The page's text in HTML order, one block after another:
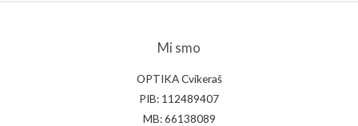
Mi smo
OPTIKA Cvikeraš
PIB: 112489407
MB: 66138089